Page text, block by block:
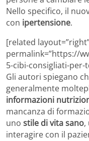
Nello specifico, il
con ipertensione.
[related
permalink=”https://
5-cibi-consigliati-
Gli autori spiegano
generalmente
informazioni
mancanza di
uno stile di vita sano,
interagire con il